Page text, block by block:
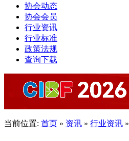
协会动态
协会会员
行业资讯
行业标准
政策法规
查询下载
当前位置: 首页 » 资讯 » 行业资讯 »